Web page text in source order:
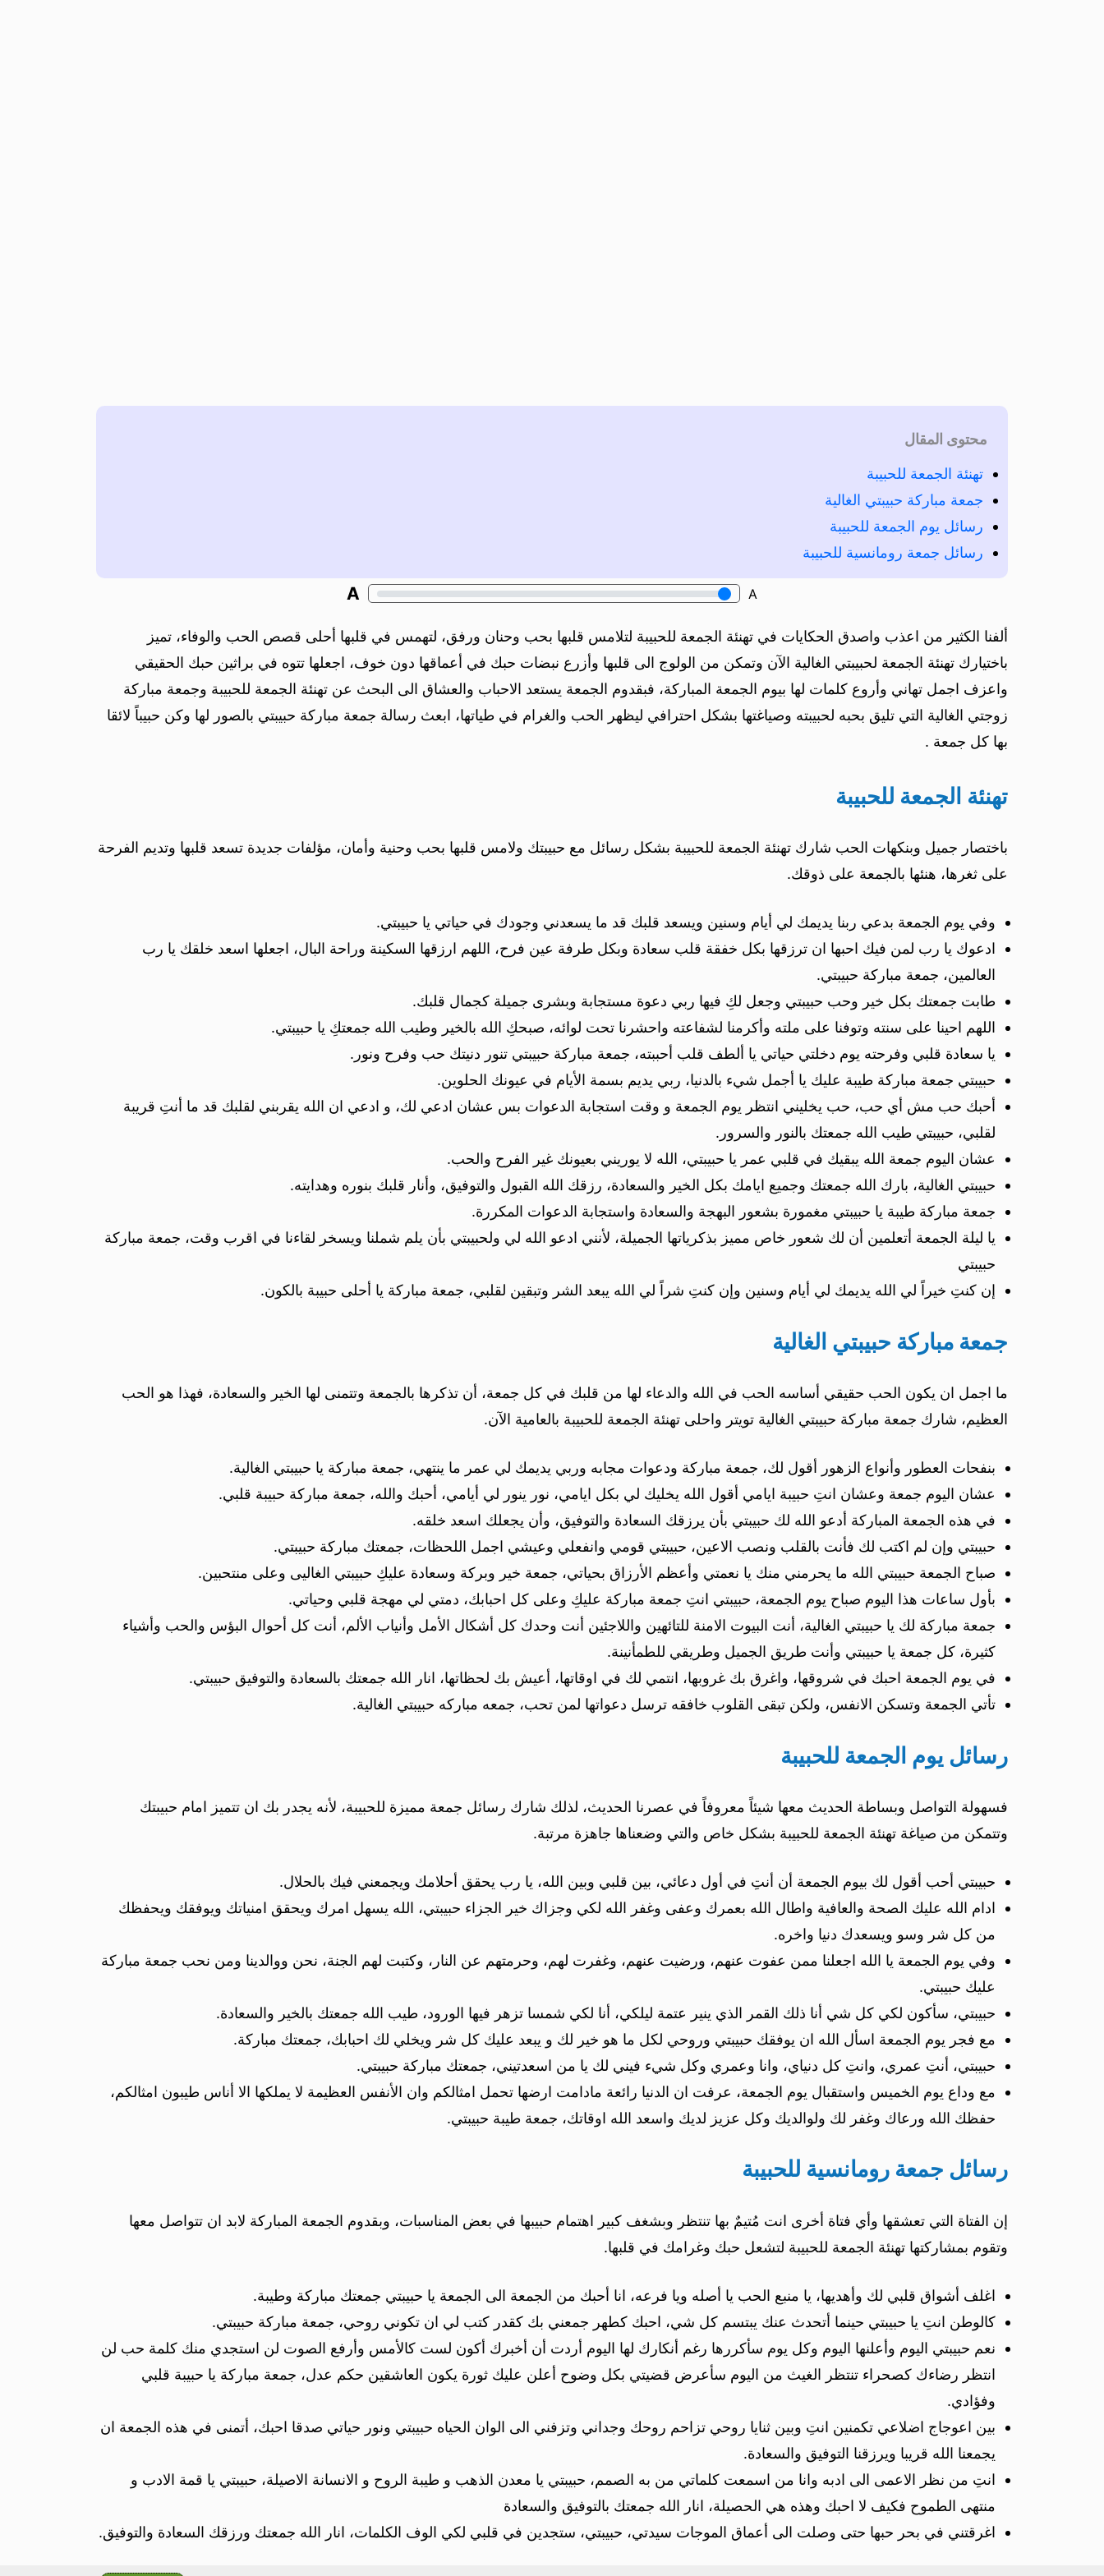
محتوى المقال
تهنئة الجمعة للحبيبة
جمعة مباركة حبيبتي الغالية
رسائل يوم الجمعة للحبيبة
رسائل جمعة رومانسية للحبيبة
A
A
ألفنا الكثير من اعذب واصدق الحكايات في تهنئة الجمعة للحبيبة لتلامس قلبها بحب وحنان ورفق، لتهمس في قلبها أحلى قصص الحب والوفاء، تميز
باختيارك تهنئة الجمعة لحبيبتي الغالية الآن وتمكن من الولوج الى قلبها وأزرع نبضات حبك في أعماقها دون خوف، اجعلها تتوه في براثين حبك الحقيقي
واعزف اجمل تهاني وأروع كلمات لها بيوم الجمعة المباركة، فبقدوم الجمعة يستعد الاحباب والعشاق الى البحث عن تهنئة الجمعة للحبيبة وجمعة مباركة
زوجتي الغالية التي تليق بحبه لحبيبته وصياغتها بشكل احترافي ليظهر الحب والغرام في طياتها، ابعث رسالة جمعة مباركة حبيبتي بالصور لها وكن حبيباً لائقا
بها كل جمعة .
تهنئة الجمعة للحبيبة
باختصار جميل وبنكهات الحب شارك تهنئة الجمعة للحبيبة بشكل رسائل مع حبيبتك ولامس قلبها بحب وحنية وأمان، مؤلفات جديدة تسعد قلبها وتديم الفرحة
على ثغرها، هنئها بالجمعة على ذوقك.
وفي يوم الجمعة بدعي ربنا يديمك لي أيام وسنين ويسعد قلبك قد ما يسعدني وجودك في حياتي يا حبيبتي.
ادعوك يا رب لمن فيك احبها ان ترزقها بكل خفقة قلب سعادة وبكل طرفة عين فرح، اللهم ارزقها السكينة وراحة البال، اجعلها اسعد خلقك يا رب
العالمين، جمعة مباركة حبيبتي.
طابت جمعتك بكل خير وحب حبيبتي وجعل لكِ فيها ربي دعوة مستجابة وبشرى جميلة كجمال قلبك.
اللهم احينا على سنته وتوفنا على ملته وأكرمنا لشفاعته واحشرنا تحت لوائه، صبحكِ الله بالخير وطيب الله جمعتكِ يا حبيبتي.
يا سعادة قلبي وفرحته يوم دخلتي حياتي يا ألطف قلب أحببته، جمعة مباركة حبيبتي تنور دنيتك حب وفرح ونور.
حبيبتي جمعة مباركة طيبة عليك يا أجمل شيء بالدنيا، ربي يديم بسمة الأيام في عيونك الحلوين.
أحبك حب مش أي حب، حب يخليني انتظر يوم الجمعة و وقت استجابة الدعوات بس عشان ادعي لك، و ادعي ان الله يقربني لقلبك قد ما أنتِ قريبة
لقلبي، حبيبتي طيب الله جمعتك بالنور والسرور.
عشان اليوم جمعة الله يبقيك في قلبي عمر يا حبيبتي، الله لا يوريني بعيونك غير الفرح والحب.
حبيبتي الغالية، بارك الله جمعتك وجميع ايامك بكل الخير والسعادة، رزقك الله القبول والتوفيق، وأنار قلبك بنوره وهدايته.
جمعة مباركة طيبة يا حبيبتي مغمورة بشعور البهجة والسعادة واستجابة الدعوات المكررة.
يا ليلة الجمعة أتعلمين أن لك شعور خاص مميز بذكرياتها الجميلة، لأنني ادعو الله لي ولحبيبتي بأن يلم شملنا ويسخر لقاءنا في اقرب وقت، جمعة مباركة
حبيبتي
إن كنتِ خيراً لي الله يديمك لي أيام وسنين وإن كنتِ شراً لي الله يبعد الشر وتبقين لقلبي، جمعة مباركة يا أحلى حبيبة بالكون.
جمعة مباركة حبيبتي الغالية
ما اجمل ان يكون الحب حقيقي أساسه الحب في الله والدعاء لها من قلبك في كل جمعة، أن تذكرها بالجمعة وتتمنى لها الخير والسعادة، فهذا هو الحب
العظيم، شارك جمعة مباركة حبيبتي الغالية تويتر واحلى تهنئة الجمعة للحبيبة بالعامية الآن.
بنفحات العطور وأنواع الزهور أقول لك، جمعة مباركة ودعوات مجابه وربي يديمك لي عمر ما ينتهي، جمعة مباركة يا حبيبتي الغالية.
عشان اليوم جمعة وعشان انتِ حبيبة ايامي أقول الله يخليك لي بكل ايامي، نور ينور لي أيامي، أحبك والله، جمعة مباركة حبيبة قلبي.
في هذه الجمعة المباركة أدعو الله لك حبيبتي بأن يرزقك السعادة والتوفيق، وأن يجعلك اسعد خلقه.
حبيبتي وإن لم اكتب لك فأنت بالقلب ونصب الاعين، حبيبتي قومي وانفعلي وعيشي اجمل اللحظات، جمعتك مباركة حبيبتي.
صباح الجمعة حبيبتي الله ما يحرمني منك يا نعمتي وأعظم الأرزاق بحياتي، جمعة خير وبركة وسعادة عليكِ حبيبتي الغاليى وعلى منتحبين.
بأول ساعات هذا اليوم صباح يوم الجمعة، حبيبتي انتِ جمعة مباركة عليكِ وعلى كل احبابك، دمتي لي مهجة قلبي وحياتي.
جمعة مباركة لك يا حبيبتي الغالية، أنت البيوت الامنة للتائهين واللاجئين أنت وحدك كل أشكال الأمل وأنياب الألم، أنت كل أحوال البؤس والحب وأشياء
كثيرة، كل جمعة يا حبيبتي وأنت طريق الجميل وطريقي للطمأنينة.
في يوم الجمعة احبك في شروقها، واغرق بك غروبها، انتمي لك في اوقاتها، أعيش بك لحظاتها، انار الله جمعتك بالسعادة والتوفيق حبيبتي.
تأتي الجمعة وتسكن الانفس، ولكن تبقى القلوب خافقه ترسل دعواتها لمن تحب، جمعه مباركه حبيبتي الغالية.
رسائل يوم الجمعة للحبيبة
فسهولة التواصل وبساطة الحديث معها شيئاً معروفاً في عصرنا الحديث، لذلك شارك رسائل جمعة مميزة للحبيبة، لأنه يجدر بك ان تتميز امام حبيبتك
وتتمكن من صياغة تهنئة الجمعة للحبيبة بشكل خاص والتي وضعناها جاهزة مرتبة.
حبيبتي أحب أقول لك بيوم الجمعة أن أنتِ في أول دعائي، بين قلبي وبين الله، يا رب يحقق أحلامك ويجمعني فيك بالحلال.
ادام الله عليك الصحة والعافية واطال الله بعمرك وعفى وغفر الله لكي وجزاك خير الجزاء حبيبتي، الله يسهل امرك ويحقق امنياتك ويوفقك ويحفظك
من كل شر وسو ويسعدك دنيا واخره.
وفي يوم الجمعة يا الله اجعلنا ممن عفوت عنهم، ورضيت عنهم، وغفرت لهم، وحرمتهم عن النار، وكتبت لهم الجنة، نحن ووالدينا ومن نحب جمعة مباركة
عليك حبيبتي.
حبيبتي، سأكون لكي كل شي أنا ذلك القمر الذي ينير عتمة ليلكي، أنا لكي شمسا تزهر فيها الورود، طيب الله جمعتك بالخير والسعادة.
مع فجر يوم الجمعة اسأل الله ان يوفقك حبيبتي وروحي لكل ما هو خير لك و يبعد عليك كل شر ويخلي لك احبابك، جمعتك مباركة.
حبيبتي، أنتِ عمري، وانتِ كل دنياي، وانا وعمري وكل شيء فيني لك يا من اسعدتيني، جمعتك مباركة حبيبتي.
مع وداع يوم الخميس واستقبال يوم الجمعة، عرفت ان الدنيا رائعة مادامت ارضها تحمل امثالكم وان الأنفس العظيمة لا يملكها الا أناس طيبون امثالكم،
حفظك الله ورعاك وغفر لك ولوالديك وكل عزيز لديك واسعد الله اوقاتك، جمعة طيبة حبيبتي.
رسائل جمعة رومانسية للحبيبة
إن الفتاة التي تعشقها وأي فتاة أخرى انت مُتيمٌ بها تنتظر وبشغف كبير اهتمام حبيبها في بعض المناسبات، وبقدوم الجمعة المباركة لابد ان تتواصل معها
وتقوم بمشاركتها تهنئة الجمعة للحبيبة لتشعل حبك وغرامك في قلبها.
اغلف أشواق قلبي لك وأهديها، يا منبع الحب يا أصله ويا فرعه، انا أحبك من الجمعة الى الجمعة يا حبيبتي جمعتك مباركة وطيبة.
كالوطن انتِ يا حبيبتي حينما أتحدث عنك يبتسم كل شي، احبك كطهر جمعني بك كقدر كتب لي ان تكوني روحي، جمعة مباركة حبيبتي.
نعم حبيبتي اليوم وأعلنها اليوم وكل يوم سأكررها رغم أنكارك لها اليوم أردت أن أخبرك أكون لست كالأمس وأرفع الصوت لن استجدي منك كلمة حب لن
انتظر رضاءك كصحراء تنتظر الغيث من اليوم سأعرض قضيتي بكل وضوح أعلن عليك ثورة يكون العاشقين حكم عدل، جمعة مباركة يا حبيبة قلبي
وفؤادي.
بين اعوجاج اضلاعي تكمنين انتِ وبين ثنايا روحي تزاحم روحك وجداني وتزفني الى الوان الحياه حبيبتي ونور حياتي صدقا احبك، أتمنى في هذه الجمعة ان
يجمعنا الله قريبا ويرزقنا التوفيق والسعادة.
انتِ من نظر الاعمى الى ادبه وانا من اسمعت كلماتي من به الصمم، حبيبتي يا معدن الذهب و طيبة الروح و الانسانة الاصيلة، حبيبتي يا قمة الادب و
منتهى الطموح فكيف لا احبك وهذه هي الحصيلة، انار الله جمعتك بالتوفيق والسعادة
اغرقتني في بحر حبها حتى وصلت الى أعماق الموجات سيدتي، حبيبتي، ستجدين في قلبي لكي الوف الكلمات، انار الله جمعتك ورزقك السعادة والتوفيق.